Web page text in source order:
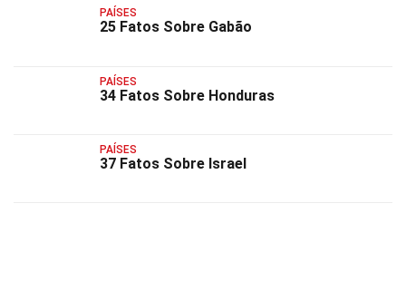
PAÍSES
25 Fatos Sobre Gabão
PAÍSES
34 Fatos Sobre Honduras
PAÍSES
37 Fatos Sobre Israel